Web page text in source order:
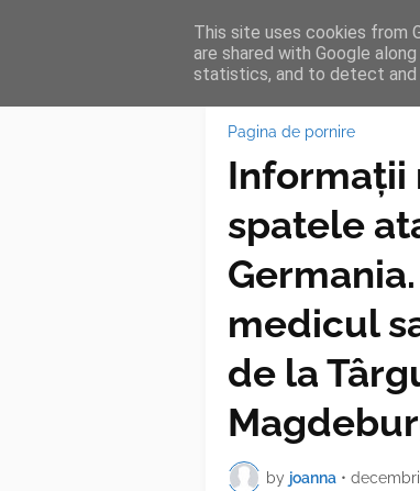
Pagina de pornire
Informații
spatele
medicul
de la
by joanna •
This site uses cookies from
are shared with Google
statistics, and to detect and